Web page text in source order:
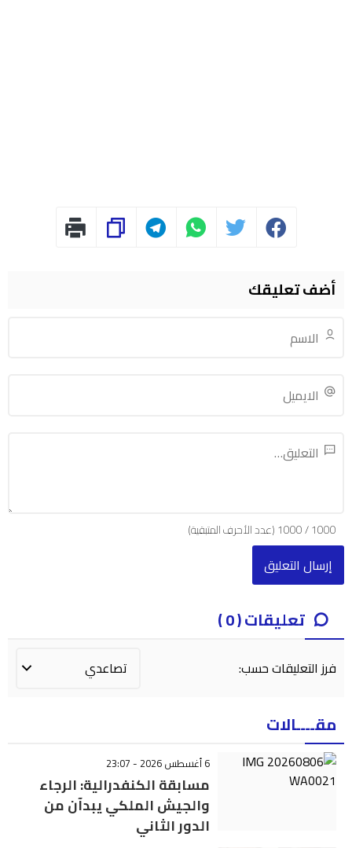
أضف تعليقك
1000
/
1000(عدد الأحرف المتبقية)
تعليقات ( 0 )
فرز التعليقات حسب:
مقــــالات
6 أغسطس 2026 - 23:07
مسابقة الكنفدرالية: الرجاء
والجيش الملكي يبدآن من
الدور الثاني